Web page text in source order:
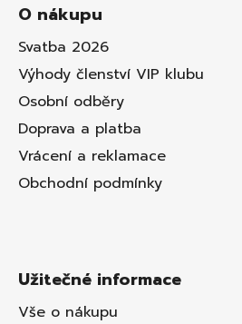
O nákupu
Svatba 2026
Výhody členství VIP klubu
Osobní odběry
Doprava a platba
Vrácení a reklamace
Obchodní podmínky
Užitečné informace
Vše o nákupu